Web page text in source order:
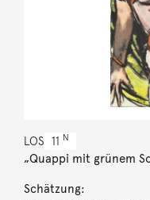
LOS 11 N
„Quappi mit grünem
Schätzung: